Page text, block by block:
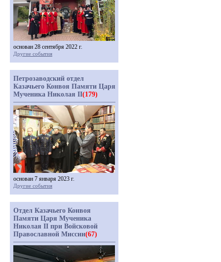
основан 28 сентября 2022 г.
Другие события
Петрозаводский отдел
Казачьего Конвоя Памяти Царя
Мученика Николая II(179)
основан 7 января 2023 г.
Другие события
Отдел Казачьего Конвоя
Памяти Царя Мученика
Николая II при Войсковой
Православной Миссии(67)